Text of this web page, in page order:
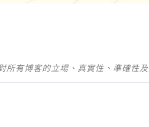
有博客的立場、真實性、準確性